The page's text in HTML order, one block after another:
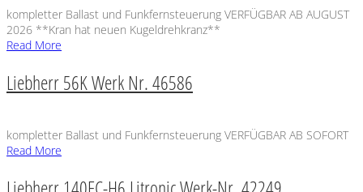
kompletter Ballast und Funkfernsteuerung VERFÜGBAR AB AUGUST
2026 **Kran hat neuen Kugeldrehkranz**
Read More
Liebherr 56K Werk Nr. 46586
kompletter Ballast und Funkfernsteuerung VERFÜGBAR AB SOFORT
Read More